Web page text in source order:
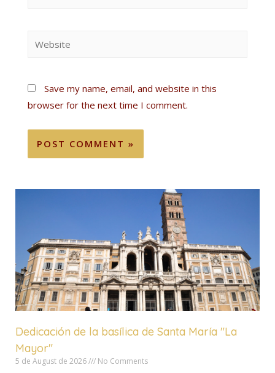
Save my name, email, and website in this
browser for the next time I comment.
Dedicación de la basílica de Santa María "La
Mayor"
5 de August de 2026 No Comments